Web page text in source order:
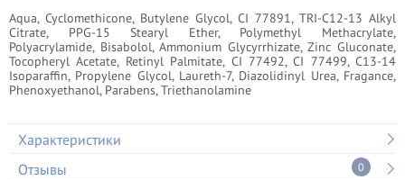
Aqua, Cyclomethicone, Butylene Glycol, CI 77891, TRI-C12-13 Alkyl
Citrate, PPG-15 Stearyl Ether, Polymethyl Methacrylate,
Polyacrylamide, Bisabolol, Ammonium Glycyrrhizate, Zinc Gluconate,
Tocopheryl Acetate, Retinyl Palmitate, CI 77492, CI 77499, C13-14
Isoparaffin, Propylene Glycol, Laureth-7, Diazolidinyl Urea, Fragance,
Phenoxyethanol, Parabens, Triethanolamine
Характеристики
Отзывы
0